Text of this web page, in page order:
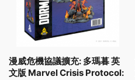
漫威危機協議擴充: 多瑪暮 英
文版 Marvel Crisis Protocol: